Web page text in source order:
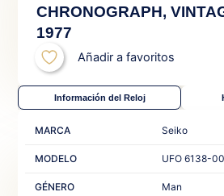
CHRONOGRAPH,
1977
Añadir a favoritos
Información del Reloj
MARCA Seiko
MODELO UFO 6138-
GÉNERO Man‎